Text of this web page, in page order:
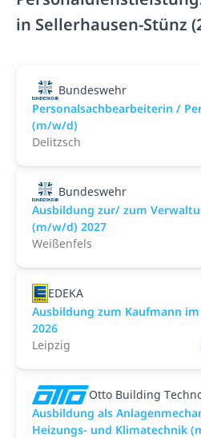
in Sellerhausen-Stünz
Bundeswehr
Personalsachbearbeiterin /
(m/w/d)
Delitzsch
Bundeswehr
Ausbildung zur/ zum
(m/w/d) 2027
Weißenfels
EDEKA
Ausbildung zum Kaufmann
2026
Leipzig
Otto Building
Ausbildung als
Heizungs- und Klimatechnik